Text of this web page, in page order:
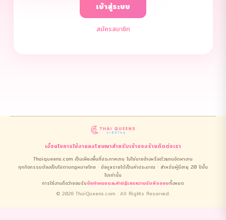
เข้าสู่ระบบ
สมัครสมาชิก
เงื่อนไขการใช้งานลงโฆษณาสำหรับเจ้าของร้านติดต่อเรา
Thaiqueens.com เป็นเพียงพื้นที่ประกาศงาน ไม่ใช่นายจ้างหรือตัวแทนจัดหางาน
ทุกกิจกรรมต้องเป็นไปตามกฎหมายไทย · ข้อมูลรายได้เป็นค่าประมาณ · สำหรับผู้มีอายุ 20 ปีขึ้น
ไปเท่านั้น
การใช้งานถือว่ายอมรับข้อกำหนดและคำปฏิเสธความรับผิดชอบทั้งหมด
© 2026 ThaiQueens.com · All Rights Reserved.